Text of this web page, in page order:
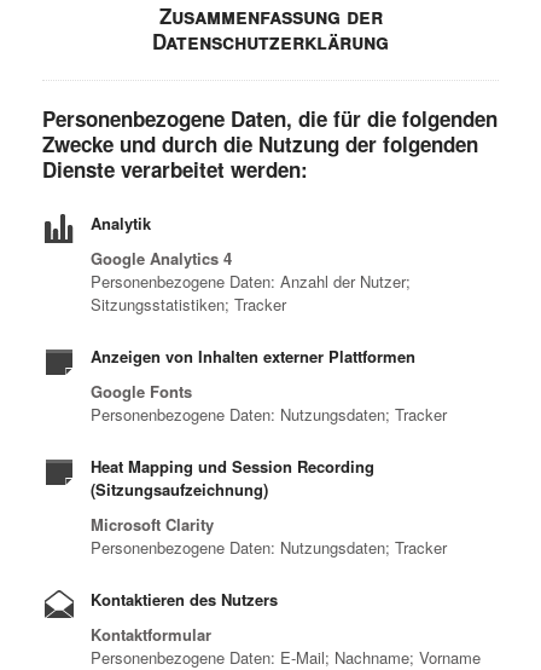
Zusammenfassung der
Datenschutzerklärung
Personenbezogene Daten, die für die folgenden
Zwecke und durch die Nutzung der folgenden
Dienste verarbeitet werden:
Analytik
Google Analytics 4
Personenbezogene Daten: Anzahl der Nutzer;
Sitzungsstatistiken; Tracker
Anzeigen von Inhalten externer Plattformen
Google Fonts
Personenbezogene Daten: Nutzungsdaten; Tracker
Heat Mapping und Session Recording
(Sitzungsaufzeichnung)
Microsoft Clarity
Personenbezogene Daten: Nutzungsdaten; Tracker
Kontaktieren des Nutzers
Kontaktformular
Personenbezogene Daten: E-Mail; Nachname; Vorname